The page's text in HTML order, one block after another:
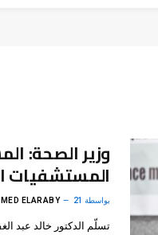
وزير الصحة:
المستشفيات
بواسطة ELARABY 21 يوليو، 2026
تسلّم الدكتور خالد عبد